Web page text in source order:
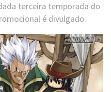
terceira temporada do
é divulgado.